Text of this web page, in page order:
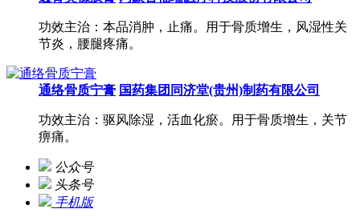
功效主治：本品消肿，止痛。用于骨质增生，风湿性关
节炎，腰腿疼痛。
通络骨质宁膏 国药集团同济堂(贵州)制药有限公司
功效主治：驱风除湿，活血化瘀。用于骨质增生，关节
痹痛。
公众号
头条号
手机版